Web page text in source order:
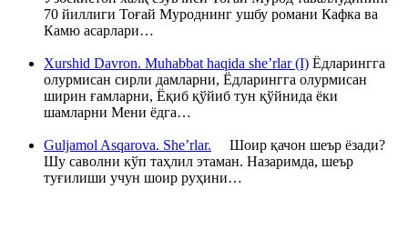
70 йиллиги Тоғай Муроднинг ушбу романи Кафка ва
Камю асарлари…
Xurshid Davron. Muhabbat haqida she’rlar (I) Ёдларингга
олурмисан сирли дамларни, Ёдларингга олурмисан
ширин ғамларни, Ёқиб қўйиб тун қўйнида ёки
шамларни Мени ёдга…
Guljamol Asqarova. She’rlar. Шоир қачон шеър ёзади?
Шу саволни кўп таҳлил этаман. Назаримда, шеър
туғилиши учун шоир руҳини…